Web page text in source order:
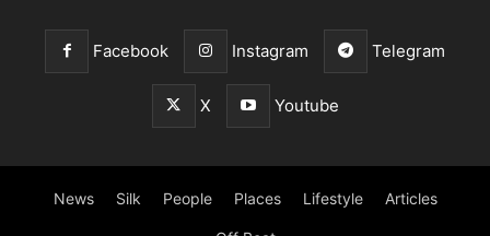
Facebook Instagram Telegram
X Youtube
News Silk People Places Lifestyle Articles